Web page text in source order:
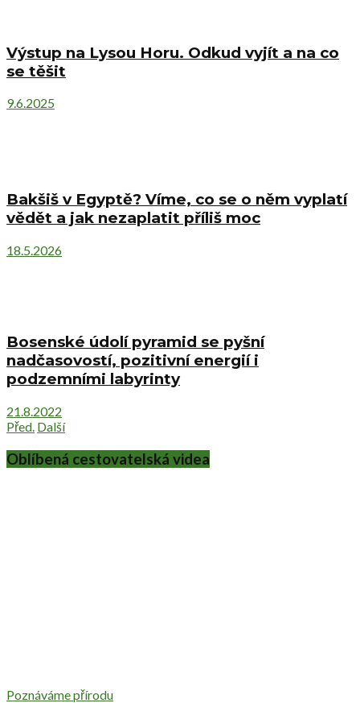
Výstup na Lysou Horu. Odkud vyjít a na co
se těšit
9.6.2025
Bakšiš v Egyptě? Víme, co se o něm vyplatí
vědět a jak nezaplatit příliš moc
18.5.2026
Bosenské údolí pyramid se pyšní
nadčasovostí, pozitivní energií i
podzemními labyrinty
21.8.2022
Před. Další
Oblíbená cestovatelská videa
Poznáváme přírodu